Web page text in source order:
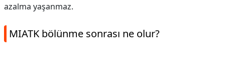
azalma yaşanmaz.
MIATK bölünme sonrası ne olur?